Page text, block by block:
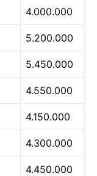
4.000.000
5.200.000
5.450.000
4.550.000
4.150.000
4.300.000
4.450.000